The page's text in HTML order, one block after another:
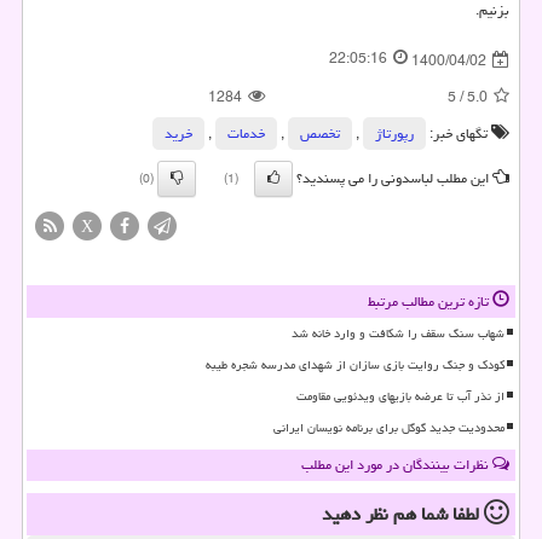
بزنیم.
1400/04/02
22:05:16
5.0
/
5
1284
تگهای خبر:
رپورتاژ , تخصص , خدمات ,
خرید
این مطلب لباسدونی را می پسندید؟
(1)
(0)
X
تازه ترین مطالب مرتبط
شهاب سنگ سقف را شکافت و وارد خانه شد
کودک و جنگ روایت بازی سازان از شهدای مدرسه شجره طیبه
از نذر آب تا عرضه بازیهای ویدئویی مقاومت
محدودیت جدید گوگل برای برنامه نویسان ایرانی
نظرات بینندگان در مورد این مطلب
لطفا شما همنظر دهید